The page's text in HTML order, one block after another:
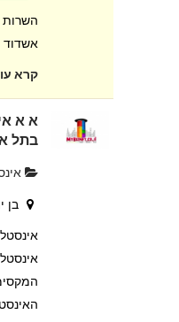
השרות
אשדוד
קרא
א א
בתל
בן